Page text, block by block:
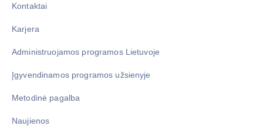
Kontaktai
Karjera
Administruojamos programos Lietuvoje
Įgyvendinamos programos užsienyje
Metodinė pagalba
Naujienos